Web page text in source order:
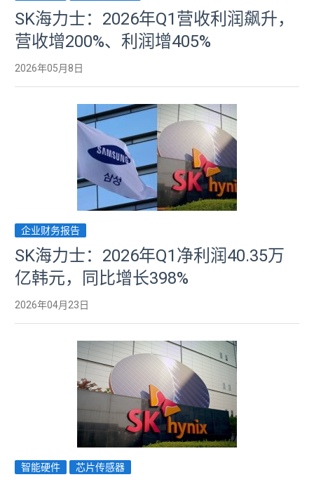
SK海力士：2026年Q1营收利润飙升，
营收增200%、利润增405%
2026年05月8日
企业财务报告
SK海力士：2026年Q1净利润40.35万
亿韩元，同比增长398%
2026年04月23日
智能硬件 芯片传感器